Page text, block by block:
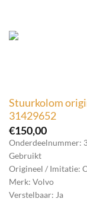
Stuurkolom
31429652
€150,00
Onderdeelnummer:
Gebruikt
Origineel / Imitatie:
Merk: Volvo
Verstelbaar: Ja